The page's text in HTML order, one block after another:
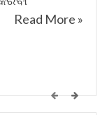
Read More »
ପ୍ରସ୍ତୁତି